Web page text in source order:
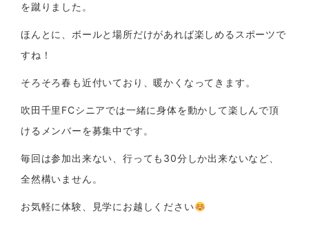
を蹴りました。
ほんとに、ボールと場所だけがあれば楽しめるスポーツで
すね！
そろそろ春も近付いており、暖かくなってきます。
吹田千里FCシニアでは一緒に身体を動かして楽しんで頂
けるメンバーを募集中です。
毎回は参加出来ない、行っても30分しか出来ないなど、
全然構いません。
お気軽に体験、見学にお越しください